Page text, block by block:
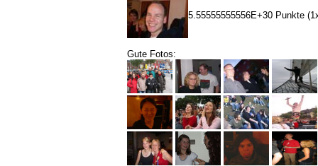
5.55555555556E+30 Punkte
Gute Fotos: